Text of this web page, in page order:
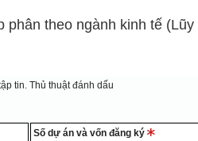
theo ngành kinh tế
tin.Thủ thuật đánh dấu
Số dự án và vốn đăng ký